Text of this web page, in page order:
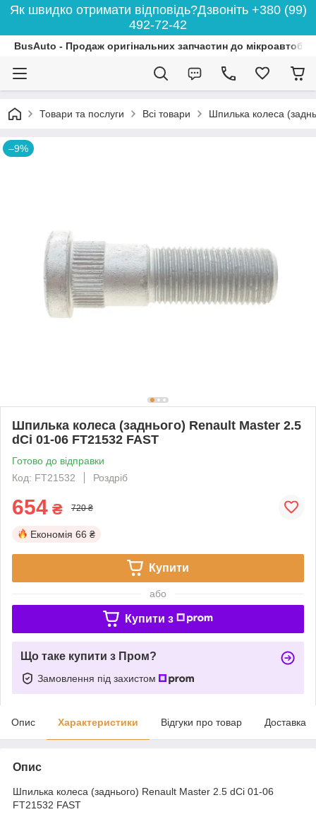
Як швидко отримати відповідь?Дзвоніть +380 (99)
492-72-42
BusAuto - Продаж оригінальних запчастин до
Товари та послуги Всі товари Шпилька колеса
–9%
Шпилька колеса (заднього) Renault Master 2.5
dCi 01-06 FT21532 FAST
Готово до відправки
Код: FT21532
Роздріб
654 ₴ 720 ₴
Економія 66 ₴
Купити
або
Купити з
Що таке купити з Пром?
Замовлення під захистом
Опис Характеристики Відгуки про товар Доставка
Опис
Шпилька колеса (заднього) Renault Master 2.5 dCi 01-06
FT21532 FAST